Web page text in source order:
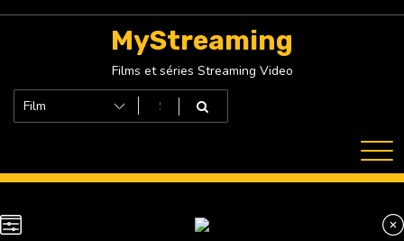
MyStreaming
Films et séries Streaming Video